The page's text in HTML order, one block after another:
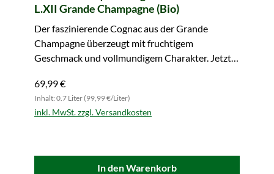
L.XII Grande Champagne (Bio)
Der faszinierende Cognac aus der Grande
Champagne überzeugt mit fruchtigem
Geschmack und vollmundigem Charakter. Jetzt
69,99 €
Inhalt: 0.7 Liter (99,99 €/Liter)
inkl. MwSt. zzgl. Versandkosten
In den Warenkorb